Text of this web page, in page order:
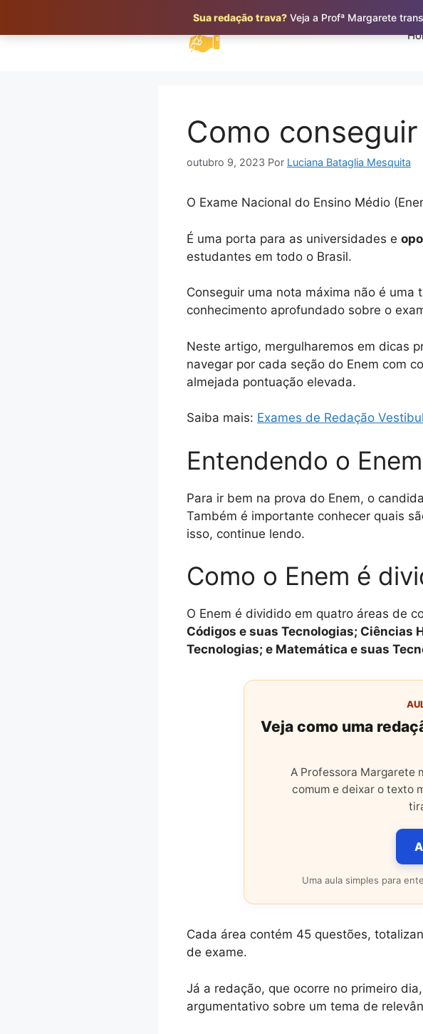
Como
outubro 9, 2023 Por Luciana Bataglia Mesquita
O Exame Nacional do Ensino Médio
É uma porta para as universidades e
estudantes em todo o Brasil.
Conseguir uma nota máxima não é
conhecimento aprofundado sobre o
Neste artigo, mergulharemos em dicas
navegar por cada seção do Enem com
almejada pontuação elevada.
Saiba mais: Exames de Redação
Entendendo o Enem
Para ir bem na prova do Enem, o
Também é importante conhecer quais
isso, continue lendo.
Como o Enem é
O Enem é dividido em quatro áreas de
Códigos e suas Tecnologias; Ciências
Tecnologias; e Matemática e suas
Veja como uma
A Professora Margarete
comum e deixar o texto
Uma aula simples para
Cada área contém 45 questões,
de exame.
Já a redação, que ocorre no primeiro
argumentativo sobre um tema de
Sua redação trava?Veja a Profª Margarete